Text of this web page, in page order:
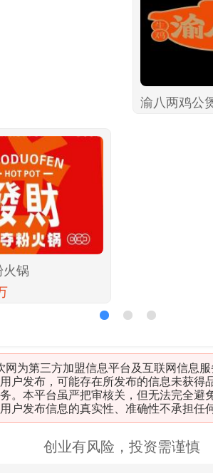
渝八两鸡公
火锅
网为第三方加盟信息平台及互联网信息
户发布，可能存在所发布的信息未获得
。本平台虽严把审核关，但无法完全避
户发布信息的真实性、准确性不承担任
创业有风险，投资需谨慎